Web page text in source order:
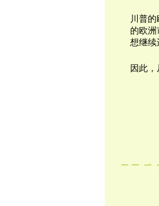
川普
的欧
想继续
因此，